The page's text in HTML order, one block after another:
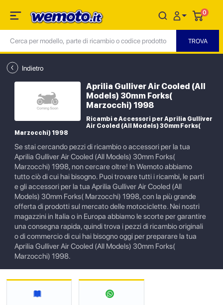
0
Indietro
Aprilia Gulliver Air Cooled (All
Models) 30mm Forks(
Marzocchi) 1998
Ricambi e Accessori per Aprilia Gulliver
Air Cooled (All Models) 30mm Forks(
Marzocchi) 1998
Se stai cercando pezzi di ricambio o accessori per la tua
Aprilia Gulliver Air Cooled (All Models) 30mm Forks(
Marzocchi) 1998, non cercare oltre! In Wemoto abbiamo
tutto ciò di cui hai bisogno. Puoi trovare tutti i ricambi, le parti
e gli accessori per la tua Aprilia Gulliver Air Cooled (All
Models) 30mm Forks( Marzocchi) 1998, con la più grande
offerta di prodotti sul mercato delle motociclette. Nei nostri
magazzini in Italia o in Europa abbiamo le scorte per garantire
una consegna rapida, quindi trova i pezzi di ricambio originali
o di commercio di cui hai bisogno oggi per preparare la tua
Aprilia Gulliver Air Cooled (All Models) 30mm Forks(
Marzocchi) 1998.